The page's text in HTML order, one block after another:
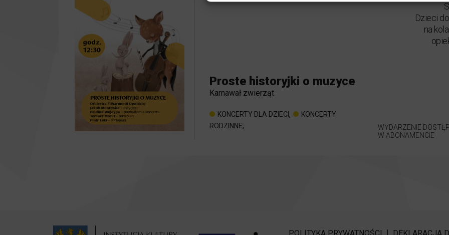
Dzieci
na
Proste historyjki o muzyce
Karnawał zwierząt
KONCERTY DLA DZIECI ,
KONCERTY
RODZINNE,
WYDARZENIE
W ABONAMENCIE